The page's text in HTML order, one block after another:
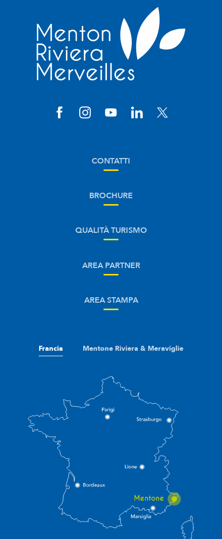
CONTATTI
BROCHURE
QUALITÀ TURISMO
AREA PARTNER
AREA STAMPA
Francia Mentone Riviera & Meraviglie